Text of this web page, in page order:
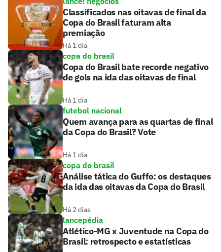
Classificados nas oitavas de final da
Copa do Brasil faturam alta
premiação
Há 1 dia
copa do brasil
Copa do Brasil bate recorde negativo
de gols na ida das oitavas de final
Há 1 dia
futebol nacional
Quem avança para as quartas de final
da Copa do Brasil? Vote
Há 1 dia
copa do brasil
Análise tática do Guffo: os destaques
da ida das oitavas da Copa do Brasil
Há 2 dias
lancepédia
Atlético-MG x Juventude na Copa do
Brasil: retrospecto e estatísticas